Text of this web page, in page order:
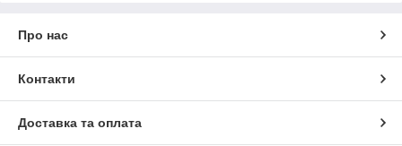
Про нас
Контакти
Доставка та оплата